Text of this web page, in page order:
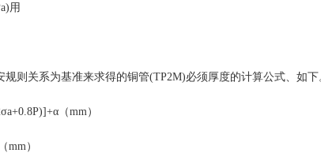
用
规则关系为基准来求得的铜管(TP2M)必须厚度的计算公式、如下
（mm）
（mm）